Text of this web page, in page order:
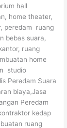
hall
home theater,
peredam ruang
bebas suara,
ruang
home
studio
Peredam Suara
biaya,Jasa
Peredam
kedap
ruang